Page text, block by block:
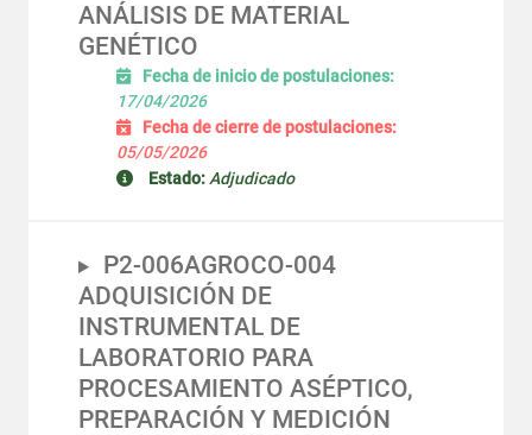
ANÁLISIS DE MATERIAL
GENÉTICO
Fecha de inicio de postulaciones:
17/04/2026
Fecha de cierre de postulaciones:
05/05/2026
Estado: Adjudicado
P2-006AGROCO-004
ADQUISICIÓN DE
INSTRUMENTAL DE
LABORATORIO PARA
PROCESAMIENTO ASÉPTICO,
PREPARACIÓN Y MEDICIÓN